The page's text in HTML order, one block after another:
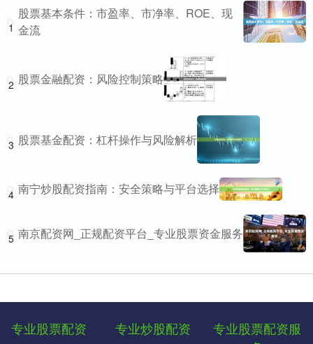
1
股票基本条件：市盈率、市净率、ROE、现
金流
2 股票金融配资：风险控制策略
3 股票基金配资：杠杆操作与风险解析
4 南宁炒股配资指南：安全策略与平台选择
5 南京配资网_正规配资平台_专业股票资金服务
专业股票配资 专业炒股配资
专业股票配资服